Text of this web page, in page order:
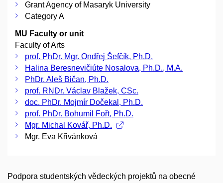
Grant Agency of Masaryk University
Category A
MU Faculty or unit
Faculty of Arts
prof. PhDr. Mgr. Ondřej Šefčík, Ph.D.
Halina Beresnevičiúte Nosalova, Ph.D., M.A.
PhDr. Aleš Bičan, Ph.D.
prof. RNDr. Václav Blažek, CSc.
doc. PhDr. Mojmír Dočekal, Ph.D.
prof. PhDr. Bohumil Fořt, Ph.D.
Mgr. Michal Kovář, Ph.D.
Mgr. Eva Křivánková
Podpora studentských vědeckých projektů na obecné